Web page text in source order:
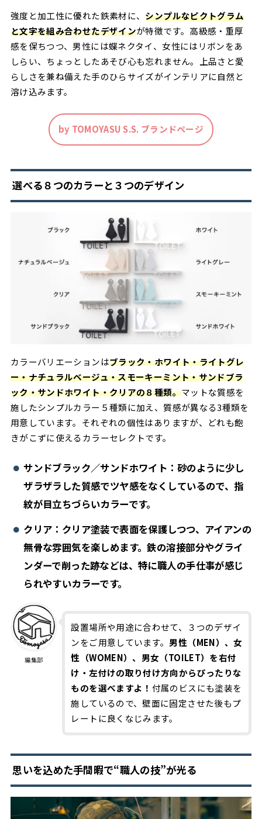
強度と加工性に優れた鉄素材に、 シンプルなピクトグラム
と文字を組み合わせたデザインが特徴です。高級感・重厚
感を保ちつつ、男性には蝶ネクタイ、女性にはリボンをあ
しらい、ちょっとしたあそび心も忘れません。上品さと愛
らしさを兼ね備えた手のひらサイズがインテリアに自然と
溶け込みます。
by TOMOYASU S.S. ブランドページ
選べる８つのカラーと３つのデザイン
カラーバリエーションはブラック・ホワイト・ライトグレ
ー・ナチュラルベージュ・スモーキーミント・サンドブラ
ック・サンドホワイト・クリアの８種類。マットな質感を
施したシンプルカラー５種類に加え、質感が異なる3種類を
用意しています。それぞれの個性はありますが、どれも飽
きがこずに使えるカラーセレクトです。
サンドブラック／サンドホワイト：砂のように少し
ザラザラした質感でツヤ感をなくしているので、指
紋が目立ちづらいカラーです。
クリア：クリア塗装で表面を保護しつつ、アイアンの
無骨な雰囲気を楽しめます。鉄の溶接部分やグライ
ンダーで削った跡などは、特に職人の手仕事が感じ
られやすいカラーです。
編集部
設置場所や用途に合わせて、３つのデザイ
ンをご用意しています。男性（MEN）、女
性（WOMEN）、男女（TOILET）を右付
け・左付けの取り付け方向からぴったりな
ものを選べますよ！ 付属のビスにも塗装を
施しているので、壁面に固定させた後もプ
レートに良くなじみます。
思いを込めた手間暇で“職人の技”が光る